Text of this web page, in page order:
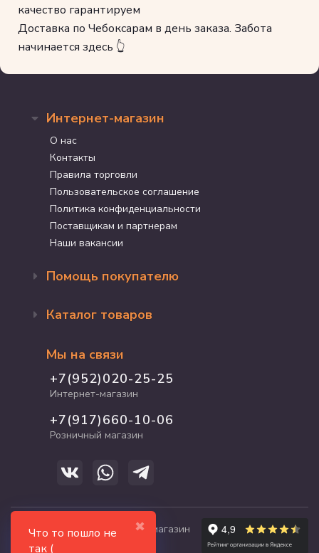
✖
Что то пошло не
так (
качество гарантируем
Доставка по Чебоксарам в день заказа. Забота
начинается здесь 👆
Интернет-магазин
О нас
Контакты
Правила торговли
Пользовательское соглашение
Политика конфиденциальности
Поставщикам и партнерам
Наши вакансии
Помощь покупателю
Доставка и оплата
Программа лояльности
График работы
Полезные статьи
Каталог товаров
Акции
Для кошек
Для собак
Для грызунов
Для рыб и рептилий
Мы на связи
+7(952)020-25-25
Интернет-магазин
+7(917)660-10-06
Розничный магазин
© 2017-2026 zooshop21.ru - магазин
зоотоваров в Чебоксарах